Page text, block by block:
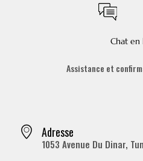
Chat en
Assistance et
Adresse
1053 Avenue Du Dinar,